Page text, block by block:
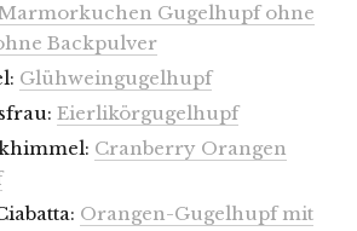
Gugelhupf ohne
Backpulver
Glühweingugelhupf
Eierlikörgugelhupf
Cranberry Orangen
Orangen-Gugelhupf mit